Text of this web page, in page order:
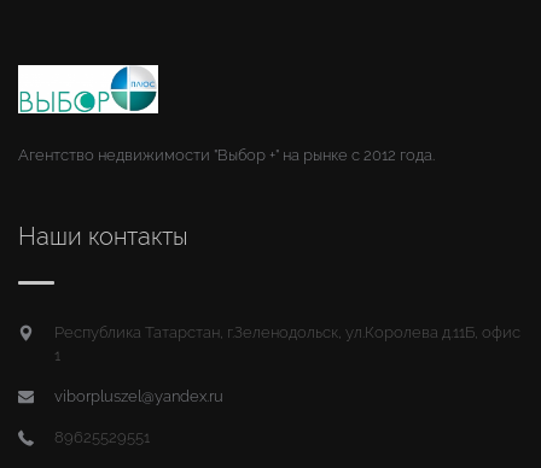
Агентство недвижимости "Выбор +" на рынке с 2012 года.
Наши контакты
Республика Татарстан, г.Зеленодольск, ул.Королева д.11Б, офис
1
viborpluszel@yandex.ru
89625529551